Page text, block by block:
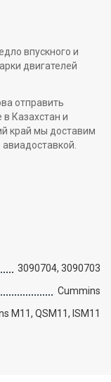
впускного и
двигателей
отправить
Казахстан и
край мы доставим
3090704, 3090703
Cummins
M11, QSM11, ISM11